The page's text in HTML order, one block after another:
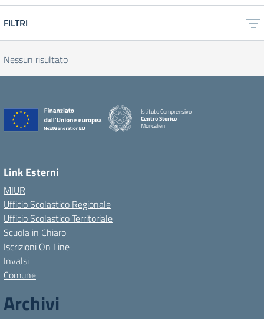
FILTRI
Nessun risultato
Istituto Comprensivo
Centro Storico
Moncalieri
Link Esterni
MIUR
Ufficio Scolastico Regionale
Ufficio Scolastico Territoriale
Scuola in Chiaro
Iscrizioni On Line
Invalsi
Comune
Archivi